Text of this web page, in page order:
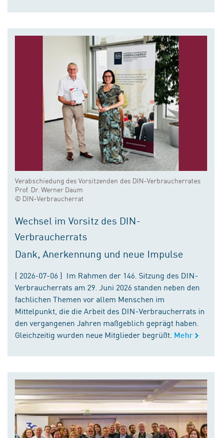
Verabschiedung des Vorsitzenden des DIN-Verbraucherrates
Prof. Dr. Werner Daum
© DIN-Verbraucherrat
Wechsel im Vorsitz des DIN-
Verbraucherrats
Dank, Anerkennung und neue Impulse
( 2026-07-06 ) Im Rahmen der 146. Sitzung des DIN-
Verbraucherrats am 29. Juni 2026 standen neben den
fachlichen Themen vor allem Menschen im
Mittelpunkt, die die Arbeit des DIN-Verbraucherrats in
den vergangenen Jahren maßgeblich geprägt haben.
Gleichzeitig wurden neue Mitglieder begrüßt. Mehr